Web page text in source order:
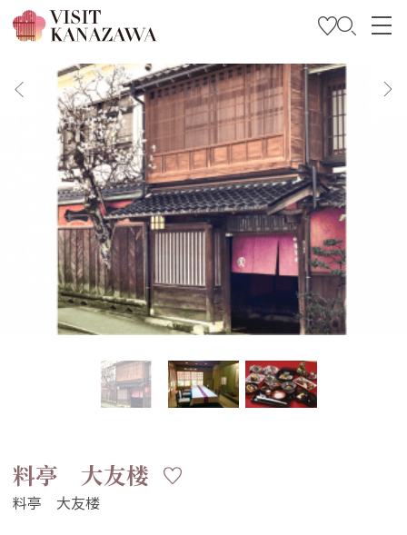
观光信息
旅行方案
Travel Trade and Media
Languages
料亭 大友楼